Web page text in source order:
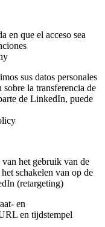
en que el acceso sea
sus datos personales
sobre la transferencia de
de LinkedIn, puede
het gebruik van de
schakelen van op de
(retargeting)
en
en tijdstempel